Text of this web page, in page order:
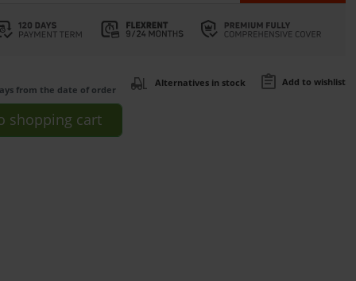
from the date of order
Alternatives in stock Add to wishlist
shopping cart